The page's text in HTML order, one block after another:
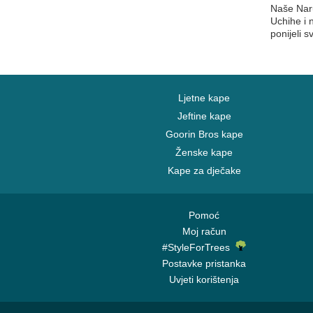
Naše
Uchihe i
ponijeli
Ljetne kape
Jeftine kape
Goorin Bros kape
Ženske kape
Kape za dječake
Pomoć
Moj račun
#StyleForTrees
Postavke pristanka
Uvjeti korištenja